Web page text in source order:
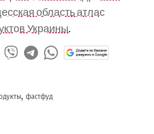
область атлас
Украины.
,фастфуд